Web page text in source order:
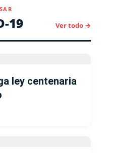
19 Ver todo →
ley centenaria